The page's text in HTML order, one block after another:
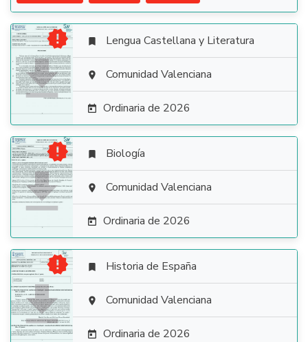

  Lengua Castellana y Literatura
 Comunidad Valenciana
 Ordinaria de 2026

  Biología
 Comunidad Valenciana
 Ordinaria de 2026

  Historia de España
 Comunidad Valenciana
 Ordinaria de 2026